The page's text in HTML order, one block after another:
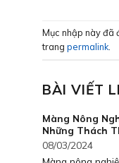
Mục nhập này đã
trang permalink.
BÀI VIẾT
Màng Nông
Những Thách
08/03/2024